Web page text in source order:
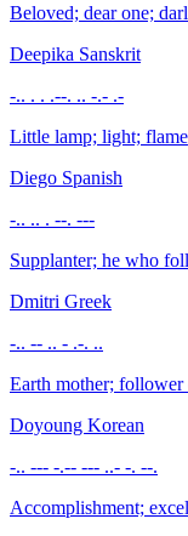
Beloved; dear one;
Deepika Sanskrit
-.. . . .--. .. -.- .-
Little lamp; light; flame
Diego Spanish
-.. .. . --. ---
Supplanter; he who
Dmitri Greek
-.. -- .. - .-. ..
Earth mother; follower
Doyoung Korean
-.. --- -.-- --- ..- -. --.
Accomplishment;